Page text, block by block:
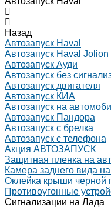
Назад
Автозапуск Haval
Автозапуск Haval Jolion
Автозапуск Ауди
Автозапуск без
Автозапуск двигателя
Автозапуск КИА
Автозапуск на
Автозапуск Пандора
Автозапуск с брелка
Автозапуск с телефона
Акция АВТОЗАПУСК
Защитная пленка на
Камера заднего вида
Оклейка крыши черной
Противоугонные
Сигнализации на Лада